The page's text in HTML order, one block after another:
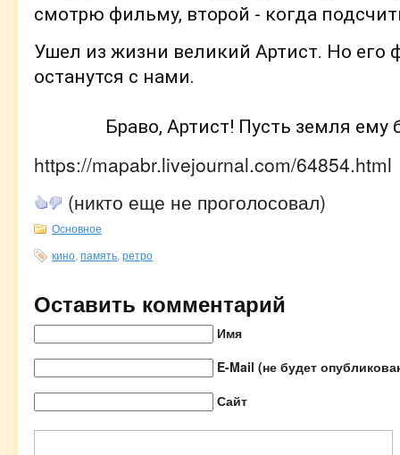
смотрю фильму, второй - когда
Ушел из жизни великий Артист. Но его
останутся с нами.
Браво, Артист! Пусть земля
https://mapabr.livejournal.com/64854.html
(никто еще не проголосовал)
Основное
кино память ретро
Оставить комментарий
Имя
E-Mail (не будет
Сайт